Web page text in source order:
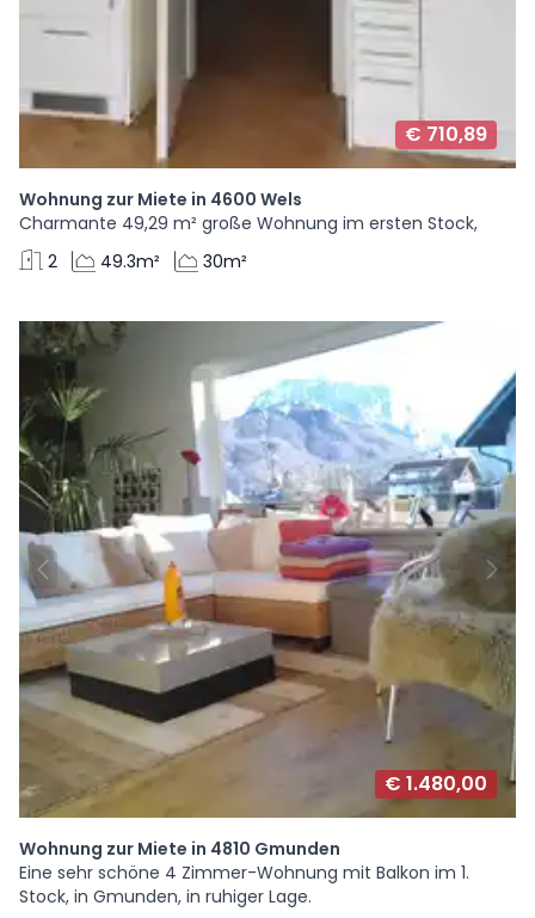
€ 710,89
Wohnung zur Miete in 4600 Wels
Charmante 49,29 m² große Wohnung im ersten Stock,
2
49.3m² 30m²
€ 1.480,00
Wohnung zur Miete in 4810 Gmunden
Eine sehr schöne 4 Zimmer-Wohnung mit Balkon im 1.
Stock, in Gmunden, in ruhiger Lage.